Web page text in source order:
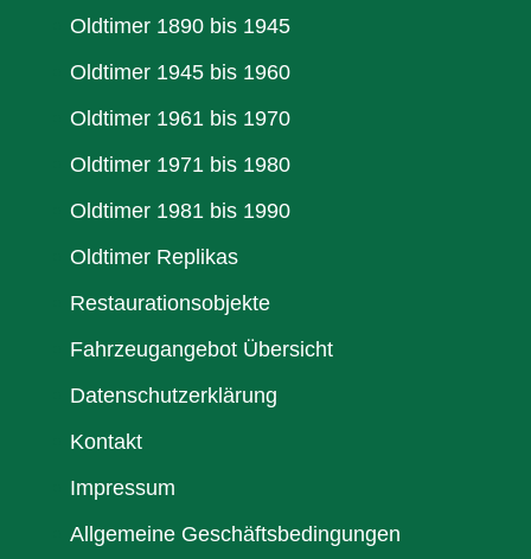
Oldtimer 1890 bis 1945
Oldtimer 1945 bis 1960
Oldtimer 1961 bis 1970
Oldtimer 1971 bis 1980
Oldtimer 1981 bis 1990
Oldtimer Replikas
Restaurationsobjekte
Fahrzeugangebot Übersicht
Datenschutzerklärung
Kontakt
Impressum
Allgemeine Geschäftsbedingungen